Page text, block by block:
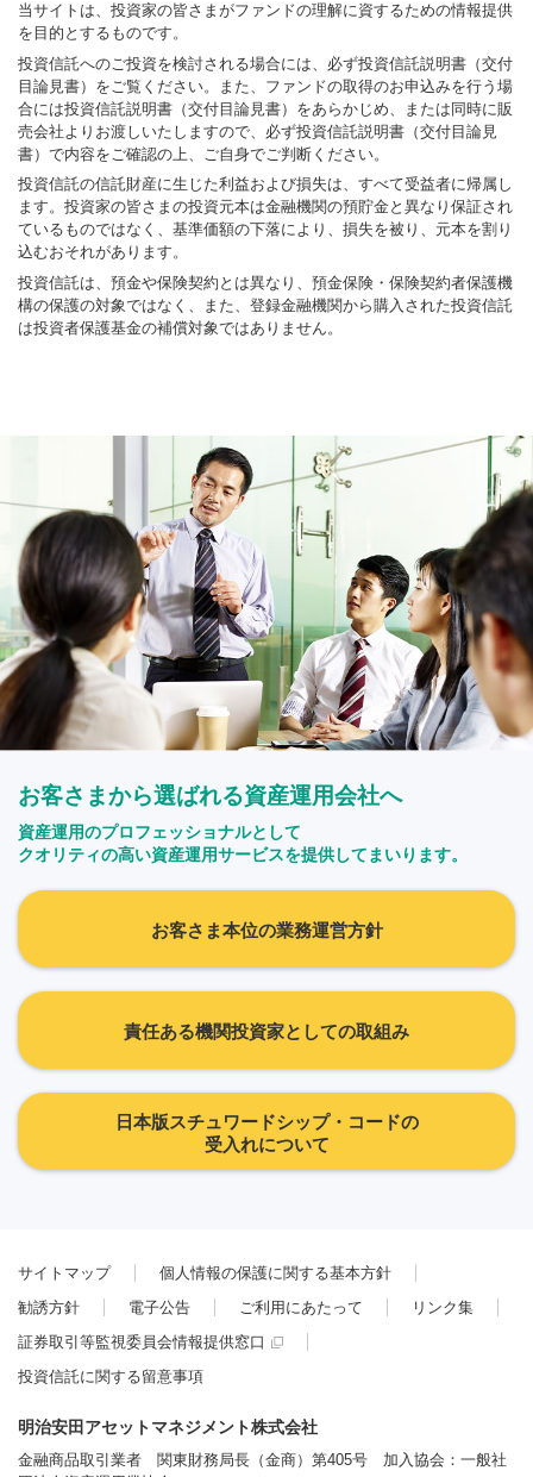
当サイトは、投資家の皆さまがファンドの理解に資するための情報提供
を目的とするものです。
投資信託へのご投資を検討される場合には、必ず投資信託説明書（交付
目論見書）をご覧ください。また、ファンドの取得のお申込みを行う場
合には投資信託説明書（交付目論見書）をあらかじめ、または同時に販
売会社よりお渡しいたしますので、必ず投資信託説明書（交付目論見
書）で内容をご確認の上、ご自身でご判断ください。
投資信託の信託財産に生じた利益および損失は、すべて受益者に帰属し
ます。投資家の皆さまの投資元本は金融機関の預貯金と異なり保証され
ているものではなく、基準価額の下落により、損失を被り、元本を割り
込むおそれがあります。
投資信託は、預金や保険契約とは異なり、預金保険・保険契約者保護機
構の保護の対象ではなく、また、登録金融機関から購入された投資信託
は投資者保護基金の補償対象ではありません。
お客さまから選ばれる資産運用会社へ
資産運用のプロフェッショナルとして
クオリティの高い資産運用サービスを提供してまいります。
お客さま本位の業務運営方針
責任ある機関投資家としての取組み
日本版スチュワードシップ・コードの
受入れについて
サイトマップ
個人情報の保護に関する基本方針
勧誘方針
電子公告 ご利用にあたって
リンク集
証券取引等監視委員会情報提供窓口
投資信託に関する留意事項
明治安田アセットマネジメント株式会社
金融商品取引業者 関東財務局長（金商）第405号 加入協会：一般社